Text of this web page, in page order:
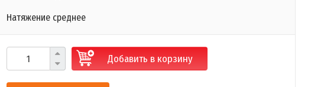
Натяжение среднее
Добавить в корзину